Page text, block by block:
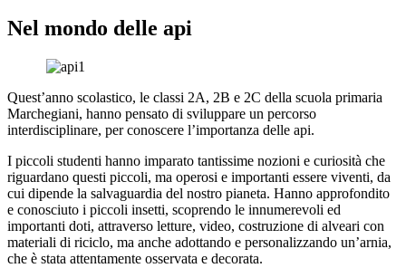
Nel mondo delle api
Quest’anno scolastico, le classi 2A, 2B e 2C della scuola primaria
Marchegiani, hanno pensato di sviluppare un percorso
interdisciplinare, per conoscere l’importanza delle api.
I piccoli studenti hanno imparato tantissime nozioni e curiosità che
riguardano questi piccoli, ma operosi e importanti essere viventi, da
cui dipende la salvaguardia del nostro pianeta. Hanno approfondito
e conosciuto i piccoli insetti, scoprendo le innumerevoli ed
importanti doti, attraverso letture, video, costruzione di alveari con
materiali di riciclo, ma anche adottando e personalizzando un’arnia,
che è stata attentamente osservata e decorata.